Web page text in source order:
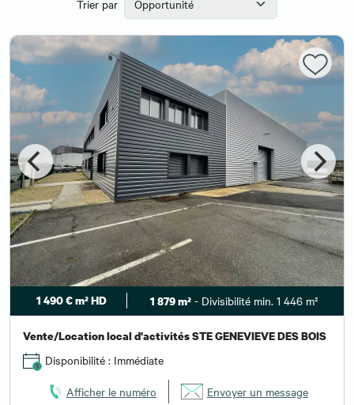
Trier par
1 490 € m² HD 1 879 m² - Divisibilité min. 1 446 m²
Vente/Location local d'activités STE GENEVIEVE DES BOIS
Disponibilité : Immédiate
Afficher le numéro Envoyer un message